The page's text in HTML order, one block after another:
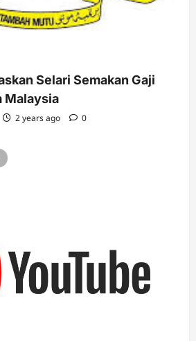
Selari Semakan Gaji
Malaysia
2 years ago 0